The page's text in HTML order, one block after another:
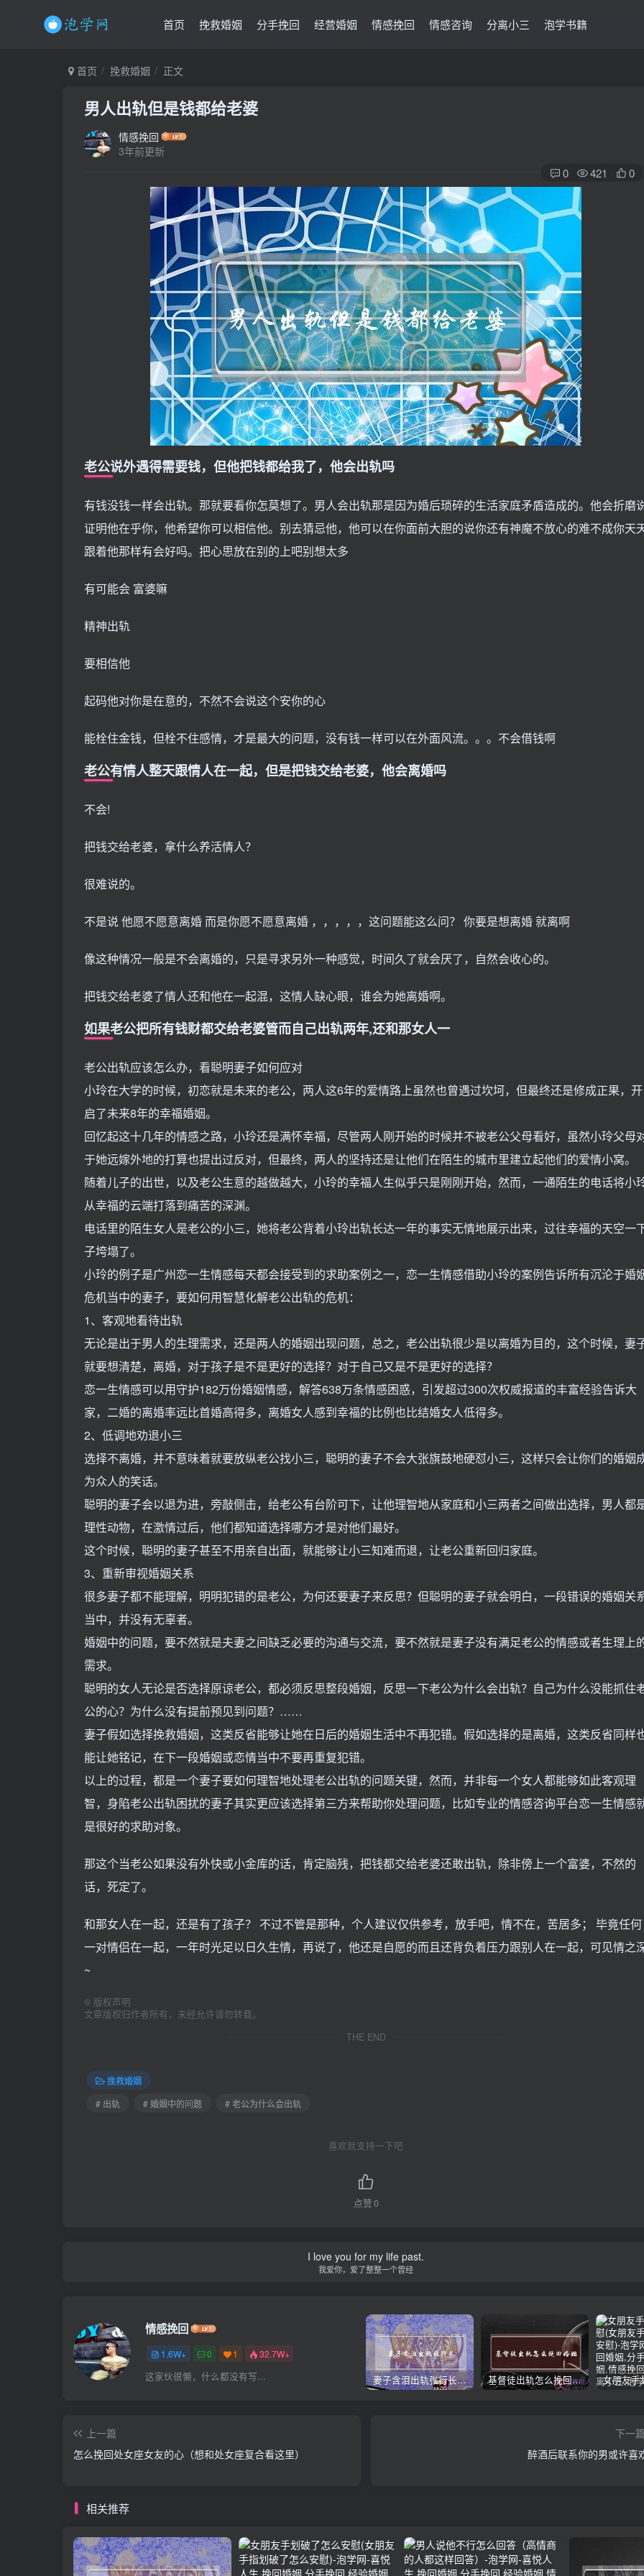
首页 挽救婚姻 分手挽回 经营婚姻 情感挽回 情感咨询 分离小三 泡学书籍
首页 挽救婚姻 正文
男人出轨但是钱都给老婆
情感挽回
3年前更新
0 421 0
老公说外遇得需要钱，但他把钱都给我了，他会出轨吗
有钱没钱一样会出轨。那就要看你怎莫想了。男人会出轨那是因为婚后琐碎的生活家庭矛盾造成的。他会折磨
证明他在乎你，他希望你可以相信他。别去猜忌他，他可以在你面前大胆的说你还有神魔不放心的难不成你天
跟着他那样有会好吗。把心思放在别的上吧别想太多
有可能会 富婆嘛
精神出轨
要相信他
起码他对你是在意的，不然不会说这个安你的心
能栓住金钱，但栓不住感情，才是最大的问题，没有钱一样可以在外面风流。。。不会借钱啊
老公有情人整天跟情人在一起，但是把钱交给老婆，他会离婚吗
不会!
把钱交给老婆，拿什么养活情人？
很难说的。
不是说 他愿不愿意离婚 而是你愿不愿意离婚 ，，，，，这问题能这么问？ 你要是想离婚 就离啊
像这种情况一般是不会离婚的，只是寻求另外一种感觉，时间久了就会厌了，自然会收心的。
把钱交给老婆了情人还和他在一起混，这情人缺心眼，谁会为她离婚啊。
如果老公把所有钱财都交给老婆管而自己出轨两年,还和那女人一
老公出轨应该怎么办，看聪明妻子如何应对
小玲在大学的时候，初恋就是未来的老公，两人这6年的爱情路上虽然也曾遇过坎坷，但最终还是修成正果，开
启了未来8年的幸福婚姻。
回忆起这十几年的情感之路，小玲还是满怀幸福，尽管两人刚开始的时候并不被老公父母看好，虽然小玲父母
于她远嫁外地的打算也提出过反对，但最终，两人的坚持还是让他们在陌生的城市里建立起他们的爱情小窝。
随着儿子的出世，以及老公生意的越做越大，小玲的幸福人生似乎只是刚刚开始，然而，一通陌生的电话将小
从幸福的云端打落到痛苦的深渊。
电话里的陌生女人是老公的小三，她将老公背着小玲出轨长达一年的事实无情地展示出来，过往幸福的天空一
子垮塌了。
小玲的例子是广州恋一生情感每天都会接受到的求助案例之一，恋一生情感借助小玲的案例告诉所有沉沦于婚
危机当中的妻子，要如何用智慧化解老公出轨的危机：
1、客观地看待出轨
无论是出于男人的生理需求，还是两人的婚姻出现问题，总之，老公出轨很少是以离婚为目的，这个时候，妻
就要想清楚，离婚，对于孩子是不是更好的选择？对于自己又是不是更好的选择？
恋一生情感可以用守护182万份婚姻情感，解答638万条情感困惑，引发超过300次权威报道的丰富经验告诉大
家，二婚的离婚率远比首婚高得多，离婚女人感到幸福的比例也比结婚女人低得多。
2、低调地劝退小三
选择不离婚，并不意味着就要放纵老公找小三，聪明的妻子不会大张旗鼓地硬怼小三，这样只会让你们的婚姻
为众人的笑话。
聪明的妻子会以退为进，旁敲侧击，给老公有台阶可下，让他理智地从家庭和小三两者之间做出选择，男人都
理性动物，在激情过后，他们都知道选择哪方才是对他们最好。
这个时候，聪明的妻子甚至不用亲自出面，就能够让小三知难而退，让老公重新回归家庭。
3、重新审视婚姻关系
很多妻子都不能理解，明明犯错的是老公，为何还要妻子来反思？但聪明的妻子就会明白，一段错误的婚姻关
当中，并没有无辜者。
婚姻中的问题，要不然就是夫妻之间缺乏必要的沟通与交流，要不然就是妻子没有满足老公的情感或者生理上
需求。
聪明的女人无论是否选择原谅老公，都必须反思整段婚姻，反思一下老公为什么会出轨？自己为什么没能抓住
公的心？为什么没有提前预见到问题？……
妻子假如选择挽救婚姻，这类反省能够让她在日后的婚姻生活中不再犯错。假如选择的是离婚，这类反省同样
能让她铭记，在下一段婚姻或恋情当中不要再重复犯错。
以上的过程，都是一个妻子要如何理智地处理老公出轨的问题关键，然而，并非每一个女人都能够如此客观理
智，身陷老公出轨困扰的妻子其实更应该选择第三方来帮助你处理问题，比如专业的情感咨询平台恋一生情感
是很好的求助对象。
那这个当老公如果没有外快或小金库的话，肯定脑残，把钱都交给老婆还敢出轨，除非傍上一个富婆，不然的
话，死定了。
和那女人在一起，还是有了孩子？ 不过不管是那种，个人建议仅供参考，放手吧，情不在，苦居多； 毕竟任何
一对情侣在一起，一年时光足以日久生情，再说了，他还是自愿的而且还背负着压力跟别人在一起，可见情之
~
© 版权声明
文章版权归作者所有，未经允许请勿转载。
THE END
挽救婚姻
# 出轨
# 婚姻中的问题 # 老公为什么会出轨
喜欢就支持一下吧
点赞0
I love you for my life past.
我爱你，爱了整整一个曾经
情感挽回
1.6W+ 0 1 32.7W+
这家伙很懒，什么都没有写... 妻子含泪出轨张行长 她说全都是因为家中 基督徒出轨怎么挽回婚姻(基督徒面对出轨婚姻)
上一篇
怎么挽回处女座女友的心（想和处女座复合看这里）
下一
醉酒后联系你的男或许喜
相关推荐